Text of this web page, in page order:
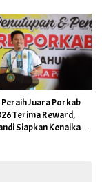
Juara Porkab
Terima Reward,
Siapkan Kenaikan